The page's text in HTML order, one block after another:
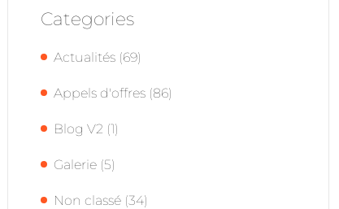
Categories
Actualités (69)
Appels d'offres (86)
Blog V2 (1)
Galerie (5)
Non classé (34)